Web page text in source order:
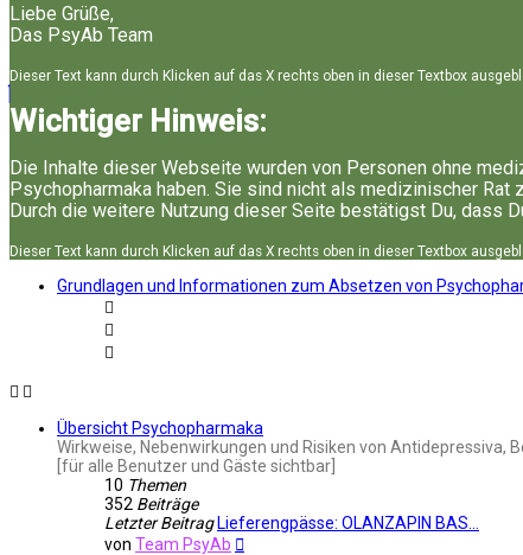
Liebe Grüße,
Das PsyAb Team
Dieser Text kann durch Klicken auf das X rechts oben in dieser Textbox
Wichtiger Hinweis:
Die Inhalte dieser Webseite wurden von Personen ohne
Psychopharmaka haben. Sie sind nicht als medizinischer
Durch die weitere Nutzung dieser Seite bestätigst Du, dass
Dieser Text kann durch Klicken auf das X rechts oben in dieser Textbox
Grundlagen und Informationen zum Absetzen von
Übersicht Psychopharmaka
Wirkweise, Nebenwirkungen und Risiken von
[für alle Benutzer und Gäste sichtbar]
10 Themen
352 Beiträge
Letzter Beitrag Lieferengpässe: OLANZAPIN BAS…
von Team PsyAb